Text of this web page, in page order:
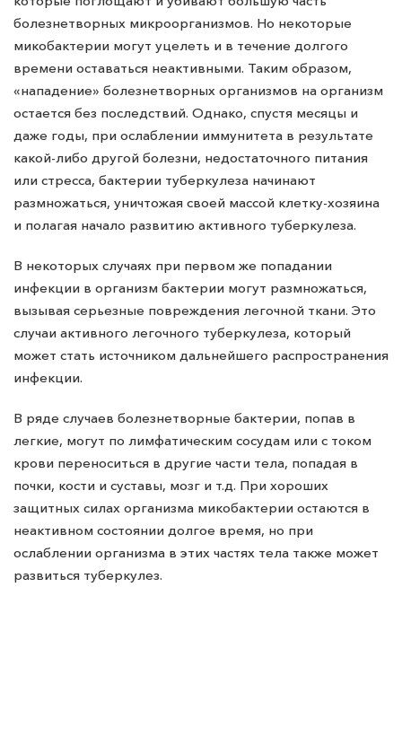
болезнетворных микроорганизмов. Но некоторые
микобактерии могут уцелеть и в течение долгого
времени оставаться неактивными. Таким образом,
«нападение» болезнетворных организмов на организм
остается без последствий. Однако, спустя месяцы и
даже годы, при ослаблении иммунитета в результате
какой-либо другой болезни, недостаточного питания
или стресса, бактерии туберкулеза начинают
размножаться, уничтожая своей массой клетку-хозяина
и полагая начало развитию активного туберкулеза.
В некоторых случаях при первом же попадании
инфекции в организм бактерии могут размножаться,
вызывая серьезные повреждения легочной ткани. Это
случаи активного легочного туберкулеза, который
может стать источником дальнейшего распространения
инфекции.
В ряде случаев болезнетворные бактерии, попав в
легкие, могут по лимфатическим сосудам или с током
крови переноситься в другие части тела, попадая в
почки, кости и суставы, мозг и т.д. При хороших
защитных силах организма микобактерии остаются в
неактивном состоянии долгое время, но при
ослаблении организма в этих частях тела также может
развиться туберкулез.